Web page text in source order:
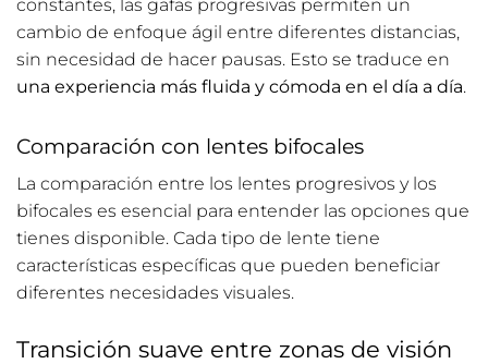
constantes, las gafas progresivas permiten un
cambio de enfoque ágil entre diferentes distancias,
sin necesidad de hacer pausas. Esto se traduce en
una experiencia más fluida y cómoda en el día a día.
Comparación con lentes bifocales
La comparación entre los lentes progresivos y los
bifocales es esencial para entender las opciones que
tienes disponible. Cada tipo de lente tiene
características específicas que pueden beneficiar
diferentes necesidades visuales.
Transición suave entre zonas de visión